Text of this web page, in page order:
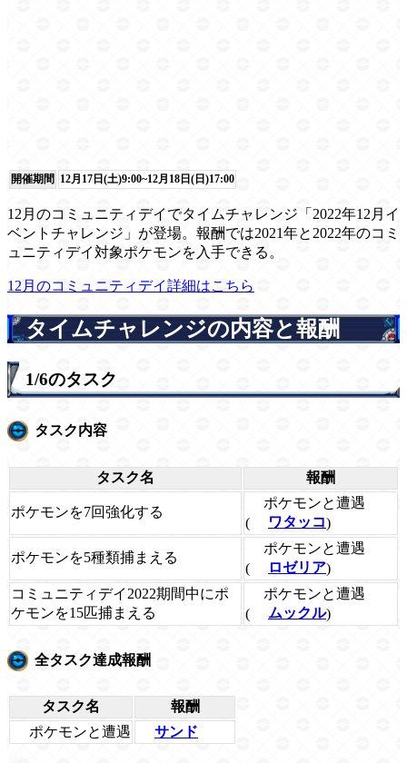
開催期間 12月17日(土)9:00~12月18日(日)17:00
12月のコミュニティデイでタイムチャレンジ「2022年12月イ
ベントチャレンジ」が登場。報酬では2021年と2022年のコミ
ュニティデイ対象ポケモンを入手できる。
12月のコミュニティデイ詳細はこちら
タイムチャレンジの内容と報酬
1/6のタスク
タスク内容
タスク名 報酬
ポケモンを7回強化する
ポケモンと遭遇
(
ワタッコ)
ポケモンを5種類捕まえる
ポケモンと遭遇
(
ロゼリア)
コミュニティデイ2022期間中にポ
ケモンを15匹捕まえる
ポケモンと遭遇
(
ムックル)
全タスク達成報酬
タスク名
報酬
ポケモンと遭遇
サンド